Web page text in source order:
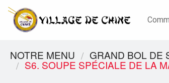
NOTRE MENU GRAND BOL DE
S6. SOUPE SPÉCIALE DE LA